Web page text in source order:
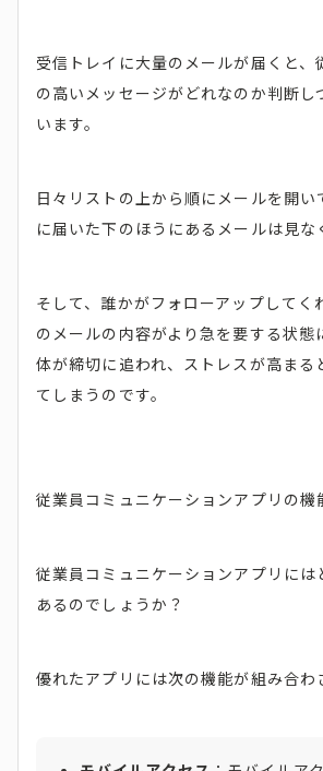
受信トレイに大量のメールが届くと、
の高いメッセージがどれなのか判断し
います。
日々リストの上から順にメールを開い
に届いた下のほうにあるメールは見な
そして、誰かがフォローアップしてく
のメールの内容がより急を要する状態
体が締切に追われ、ストレスが高まる
てしまうのです。
従業員コミュニケーションアプリの機
従業員コミュニケーションアプリには
あるのでしょうか？
優れたアプリには次の機能が組み合わ